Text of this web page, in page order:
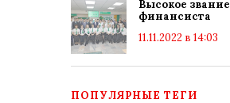
Высокое звание
финансиста
11.11.2022 в 14:03
ПОПУЛЯРНЫЕ ТЕГИ